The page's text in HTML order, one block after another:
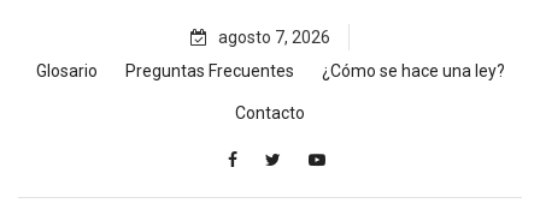
content
agosto 7, 2026
Glosario
Preguntas Frecuentes ¿Cómo se hace una ley?
Contacto